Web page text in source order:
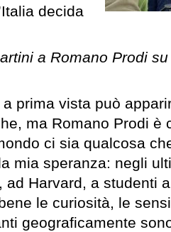
decida
a Romano Prodi
a prima vista può
ma Romano Prodi è
ci sia qualcosa
la mia speranza: negli
ad Harvard, a studenti
le curiosità, le
geograficamente